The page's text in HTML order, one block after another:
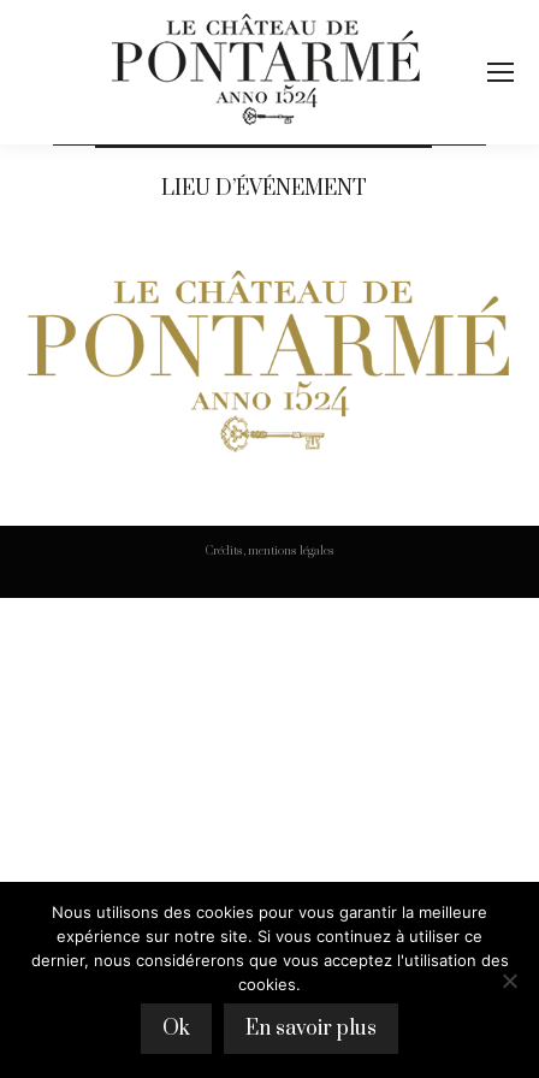
LIEU D’ÉVÉNEMENT
Crédits, mentions légales
Nous utilisons des cookies pour vous garantir la meilleure
expérience sur notre site. Si vous continuez à utiliser ce
dernier, nous considérerons que vous acceptez l'utilisation des
cookies.
Ok En savoir plus